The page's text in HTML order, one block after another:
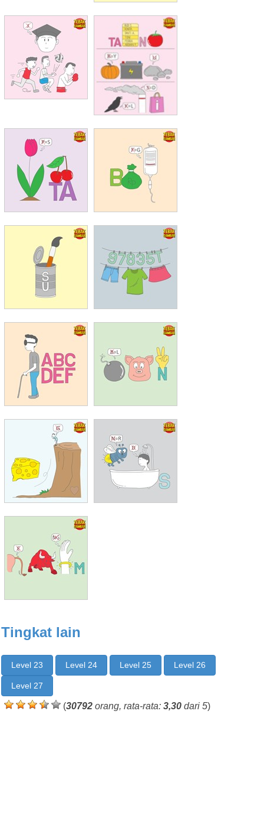
Tingkat lain
Level 23 Level 24 Level 25 Level 26
Level 27
(30792 orang, rata-rata: 3,30 dari 5)